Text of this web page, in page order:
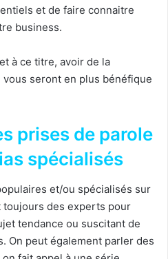
et de faire connaitre
business.
à ce titre, avoir de la
vous seront en plus bénéfique
prises de parole
spécialisés
et/ou spécialisés sur
des experts pour
tendance ou suscitant de
On peut également parler des